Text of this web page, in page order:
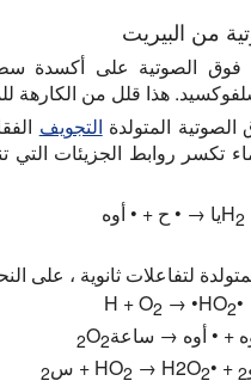
من البيريت
فوق الصوتية على أكسدة
هذا قلل من الكارهة
المتولدة التجويف
H2 يا → • ح + • أوه
•H + O
2 → •HO2
+ • أوه → ساعة 2O2
2
+ •HO
2 → H2O2 + س2